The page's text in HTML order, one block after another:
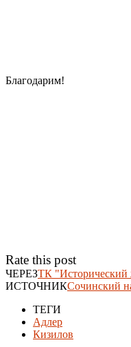
Благодарим!
Rate this post
ЧЕРЕЗТК
ИСТОЧНИКСочинский
ТЕГИ
Адлер
Кизилов